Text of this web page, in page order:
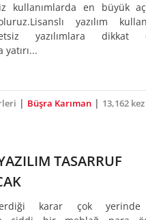
kullanımlarda en büyük
yazılım
yazılımlara dikkat
yatırı...
| Büşra Karıman| 13,162
TASARRUF
verdiği karar çok